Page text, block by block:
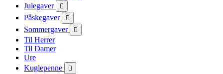
Julegaver

Påskegaver 
Sommergaver 
Til Herrer
Til Damer
Ure
Kuglepenne
